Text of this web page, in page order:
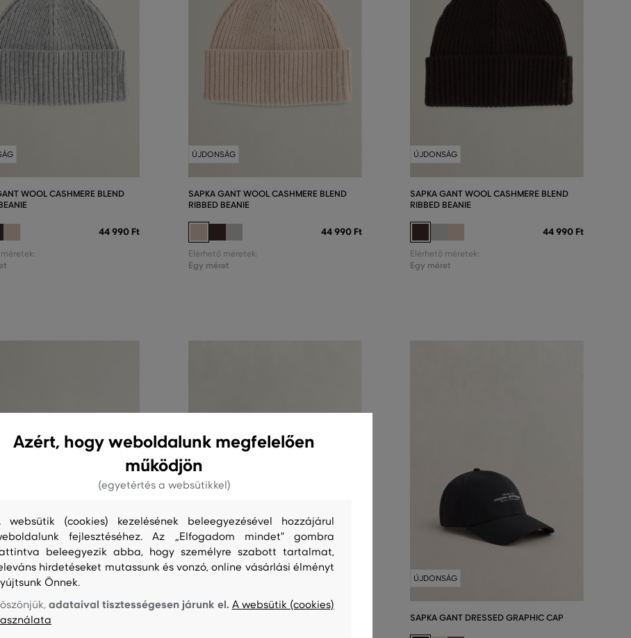
WOOL CASHMERE BLEND
44 990 Ft
ÚJDONSÁG
SAPKA GANT WOOL CASHMERE BLEND
RIBBED BEANIE
44 990 Ft
Elérhető méretek:
Egy méret
ÚJDONSÁG
SAPKA GANT WOOL CASHMERE BLEND
RIBBED BEANIE
44 990 Ft
Elérhető méretek:
Egy méret
CHECK WOOL CAP
ÚJDONSÁG
SAPKA GANT DRESSED GRAPHIC CAP
Azért, hogy weboldalunk megfelelően
működjön
(egyetértés a websütikkel)
websütik (cookies) kezelésének beleegyezésével hozzájárul
fejlesztéséhez. Az „Elfogadom mindet" gombra
beleegyezik abba, hogy személyre szabott tartalmat,
hirdetéseket mutassunk és vonzó, online vásárlási élményt
Önnek.
adataival tisztességesen járunk el. A websütik (cookies)